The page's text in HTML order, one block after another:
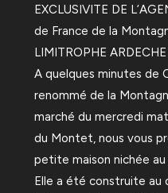
EXCLUSIVITE DE
de France de la
LIMITROPHE
A quelques minutes de
renommé de la
marché du mercredi
du Montet, nous vous
petite maison nichée
Elle a été construite au